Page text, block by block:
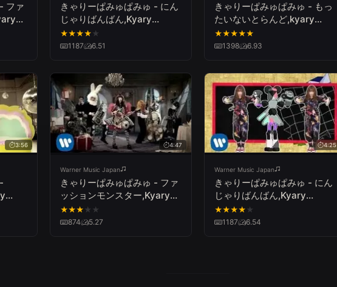
ファ
きゃりーぱみゅぱみゅ - にん
じゃりばんばん,Kyary
Pamyu Pamyu - Ninja Re
Bang Bang
★★★★ ★
1187
6.51
きゃりーぱみゅぱみゅ - もっ
たいないとらんど,kyary
pamyu pamyu - Mottai-
Nightland
★★★★★
1398
6.93
3:56 4:47
Warner Music Japan
きゃりーぱみゅぱみゅ - ファ
ッションモンスター,Kyary
Pamyu Pamyu Fashion
Monster
★★★ ★ ★
874
5.27
4:25
Warner Music Japan
きゃりーぱみゅぱみゅ - にん
じゃりばんばん,Kyary
Pamyu Pamyu - Ninja Re
Bang Bang
★★★★ ★
1187
6.54